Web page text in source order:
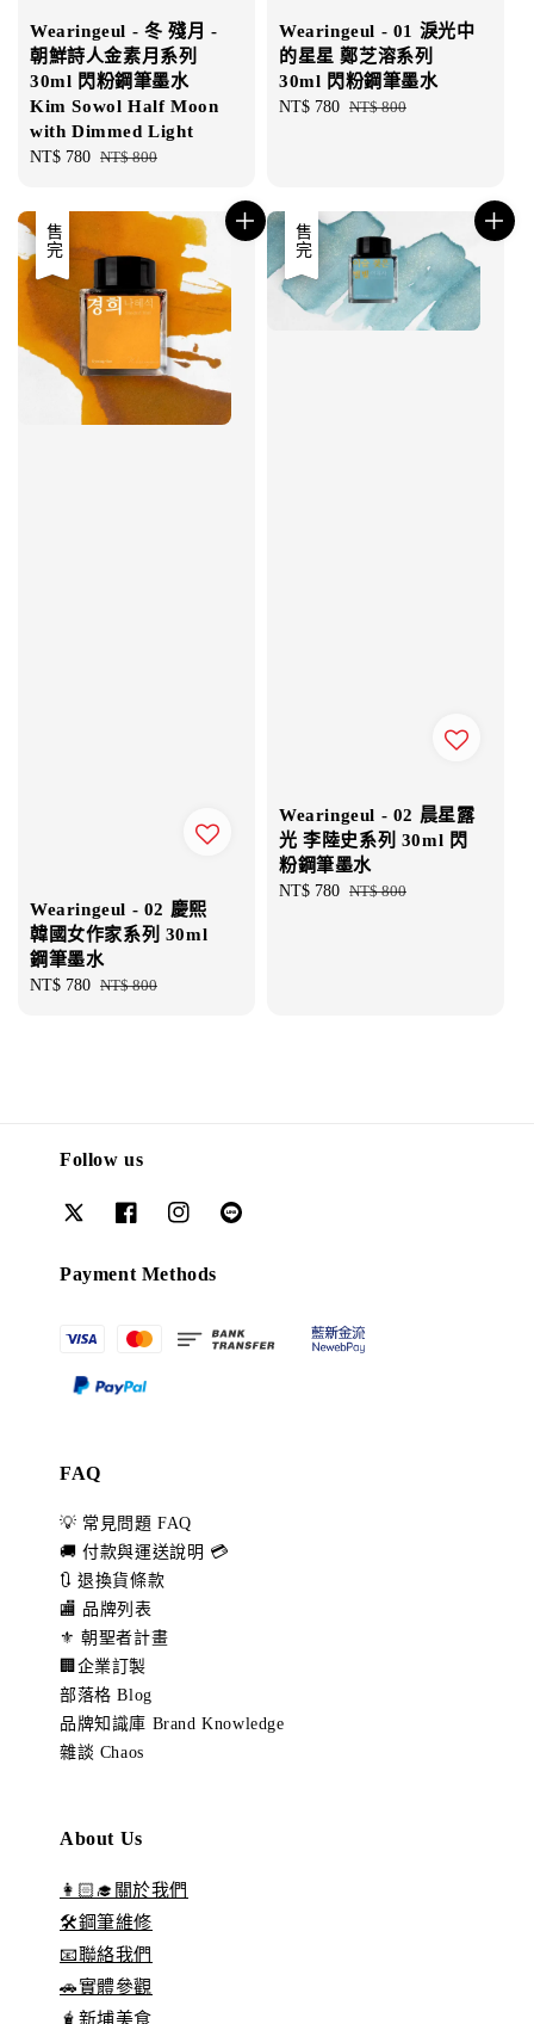
Wearingeul - 冬 殘月 -
朝鮮詩人金素月系列
30ml 閃粉鋼筆墨水
Kim Sowol Half Moon
with Dimmed Light
Sale
NT$ 780 Regular
NT$ 800
Wearingeul - 01 淚光中
的星星 鄭芝溶系列
30ml 閃粉鋼筆墨水
Sale
NT$ 780 Regular
NT$ 800
優惠
售完
Wearingeul - 02 慶熙
韓國女作家系列 30ml
鋼筆墨水
Sale
NT$ 780 Regular
NT$ 800
優惠
售完
Wearingeul - 02 晨星露
光 李陸史系列 30ml 閃
粉鋼筆墨水
Sale
NT$ 780 Regular
NT$ 800
Follow us
Payment Methods
FAQ
💡 常見問題 FAQ
🚚 付款與運送說明 💳
🔃 退換貨條款
🏬 品牌列表
⚜️ 朝聖者計畫
🏢企業訂製
部落格 Blog
品牌知識庫 Brand Knowledge
雜談 Chaos
About Us
👩🏻‍🎓關於我們
🛠️鋼筆維修
📧聯絡我們
🚗實體參觀
🧋新埔美食